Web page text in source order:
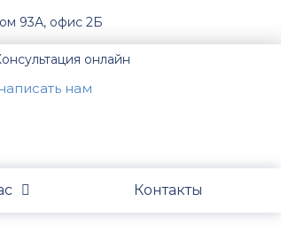
93А, офис 2Б
онлайн
Контакты